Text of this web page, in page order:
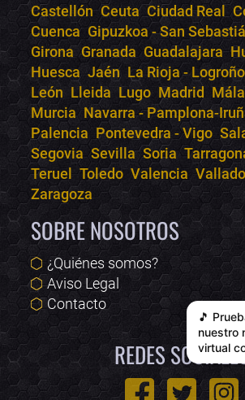
Castellón Ceuta Ciudad Real
Cuenca Gipuzkoa - San
Girona Granada Guadalajara
Huesca Jaén La Rioja - Logroño
León Lleida Lugo Madrid
Murcia Navarra - Pamplona-
Palencia Pontevedra - Vigo
Segovia Sevilla Soria
Teruel Toledo Valencia
Zaragoza
SOBRE NOSOTROS
¿Quiénes somos?
Aviso Legal
Contacto
REDES
🎵
nuestro
virtual